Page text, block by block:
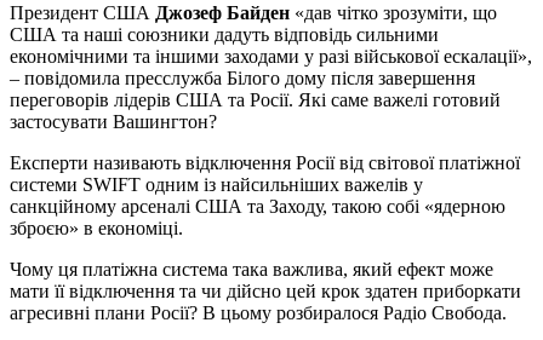
Президент США Джозеф Байден «дав чітко зрозуміти, що
США та наші союзники дадуть відповідь сильними
економічними та іншими заходами у разі військової ескалації»,
– повідомила пресслужба Білого дому після завершення
переговорів лідерів США та Росії. Які саме важелі готовий
застосувати Вашингтон?
Експерти називають відключення Росії від світової платіжної
системи SWIFT одним із найсильніших важелів у
санкційному арсеналі США та Заходу, такою собі «ядерною
зброєю» в економіці.
Чому ця платіжна система така важлива, який ефект може
мати її відключення та чи дійсно цей крок здатен приборкати
агресивні плани Росії? В цьому розбиралося Радіо Свобода.